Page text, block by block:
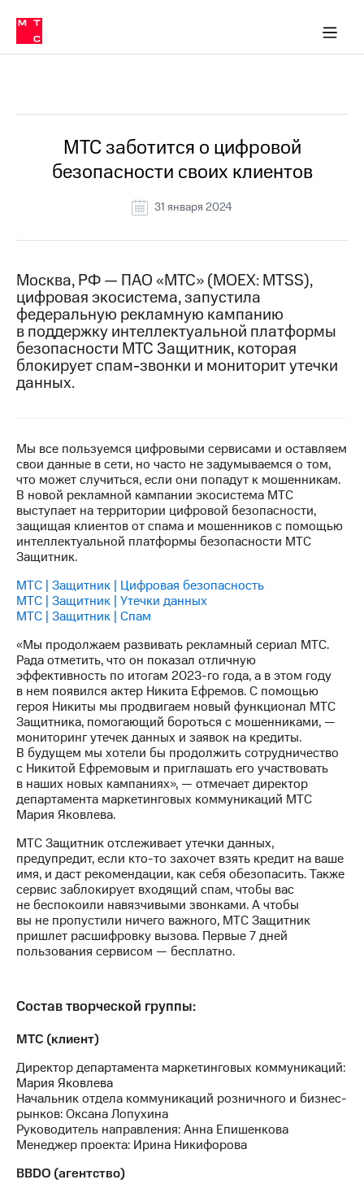
Медиа-центр
и акционерам
Устойчивое развитие
Комплаенс и деловая этика
компании
Карьера
История
компании
Руководство
Контакты
Медиа-центр
Пресс-
релизы
МТС
Интервью
Финансовая
отчетность
Контакты
Новости
в
регионе
и акционерам
Корпоративное
управление
Корпоративный
секретарь
Раскрытие
информации
Информация
акционерам
Документы
ПАО
"МТС"
Собрания
акционеров
Личный
кабинет
акционера
Акционерный
капитал
Контроль
акций
Описание
приобретения
Порядок
выкупа
акций
Дивиденды
Рынок
облигаций
в МТС
Пресс-
релизы
о технологиях
МТС заботится о цифровой
безопасности своих клиентов
31 января 2024
Москва, РФ — ПАО «МТС» (MOEX: MTSS),
цифровая экосистема, запустила
федеральную рекламную кампанию
в поддержку интеллектуальной платформы
безопасности МТС Защитник, которая
блокирует спам-звонки и мониторит утечки
данных.
Мы все пользуемся цифровыми сервисами и оставляем
свои данные в сети, но часто не задумываемся о том,
что может случиться, если они попадут к мошенникам.
В новой рекламной кампании экосистема МТС
выступает на территории цифровой безопасности,
защищая клиентов от спама и мошенников с помощью
интеллектуальной платформы безопасности МТС
Защитник.
МТС | Защитник | Цифровая безопасность
МТС | Защитник | Утечки данных
МТС | Защитник | Спам
«Мы продолжаем развивать рекламный сериал МТС.
Рада отметить, что он показал отличную
эффективность по итогам 2023-го года, а в этом году
в нем появился актер Никита Ефремов. С помощью
героя Никиты мы продвигаем новый функционал МТС
Защитника, помогающий бороться с мошенниками, —
мониторинг утечек данных и заявок на кредиты.
В будущем мы хотели бы продолжить сотрудничество
с Никитой Ефремовым и приглашать его участвовать
в наших новых кампаниях», — отмечает директор
департамента маркетинговых коммуникаций МТС
Мария Яковлева.
МТС Защитник отслеживает утечки данных,
предупредит, если кто-то захочет взять кредит на ваше
имя, и даст рекомендации, как себя обезопасить. Также
сервис заблокирует входящий спам, чтобы вас
не беспокоили навязчивыми звонками. А чтобы
вы не пропустили ничего важного, МТС Защитник
пришлет расшифровку вызова. Первые 7 дней
пользования сервисом — бесплатно.
Состав творческой группы:
МТС (клиент)
Директор департамента маркетинговых коммуникаций:
Мария Яковлева
Начальник отдела коммуникаций розничного и бизнес-
рынков: Оксана Лопухина
Руководитель направления: Анна Епишенкова
Менеджер проекта: Ирина Никифорова
BBDO (агентство)